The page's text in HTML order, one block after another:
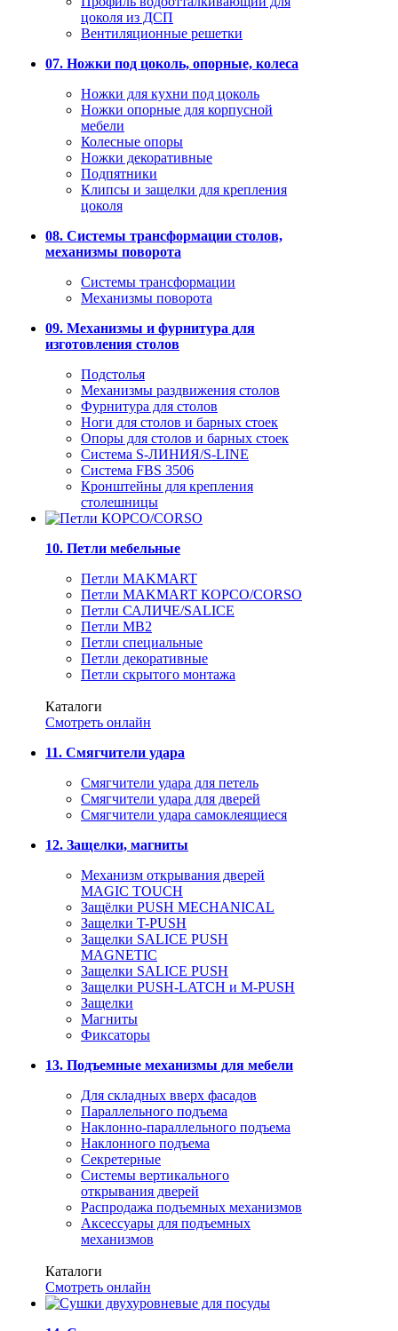
цоколя из ДСП
Вентиляционные решетки
07. Ножки под цоколь, опорные, колеса
Ножки для кухни под цоколь
Ножки опорные для корпусной
мебели
Колесные опоры
Ножки декоративные
Подпятники
Клипсы и защелки для крепления
цоколя
08. Системы трансформации столов,
механизмы поворота
Системы трансформации
Механизмы поворота
09. Механизмы и фурнитура для
изготовления столов
Подстолья
Механизмы раздвижения столов
Фурнитура для столов
Ноги для столов и барных стоек
Опоры для столов и барных стоек
Система S-ЛИНИЯ/S-LINE
Система FBS 3506
Кронштейны для крепления
столешницы
10. Петли мебельные
Петли MAKMART
Петли MAKMART КОРСО/CORSO
Петли САЛИЧЕ/SALICE
Петли MB2
Петли специальные
Петли декоративные
Петли скрытого монтажа
Каталоги
Смотреть онлайн
11. Смягчители удара
Смягчители удара для петель
Смягчители удара для дверей
Cмягчители удара самоклеящиеся
12. Защелки, магниты
Механизм открывания дверей
MAGIC TOUCH
Защёлки PUSH MECHANICAL
Защелки T-PUSH
Защелки SALICE PUSH
MAGNETIC
Защелки SALICE PUSH
Защелки PUSH-LATCH и M-PUSH
Защелки
Магниты
Фиксаторы
13. Подъемные механизмы для мебели
Для складных вверх фасадов
Параллельного подъема
Наклонно-параллельного подъема
Наклонного подъема
Секретерные
Системы вертикального
открывания дверей
Распродажа подъемных механизмов
Аксессуары для подъемных
механизмов
Каталоги
Смотреть онлайн